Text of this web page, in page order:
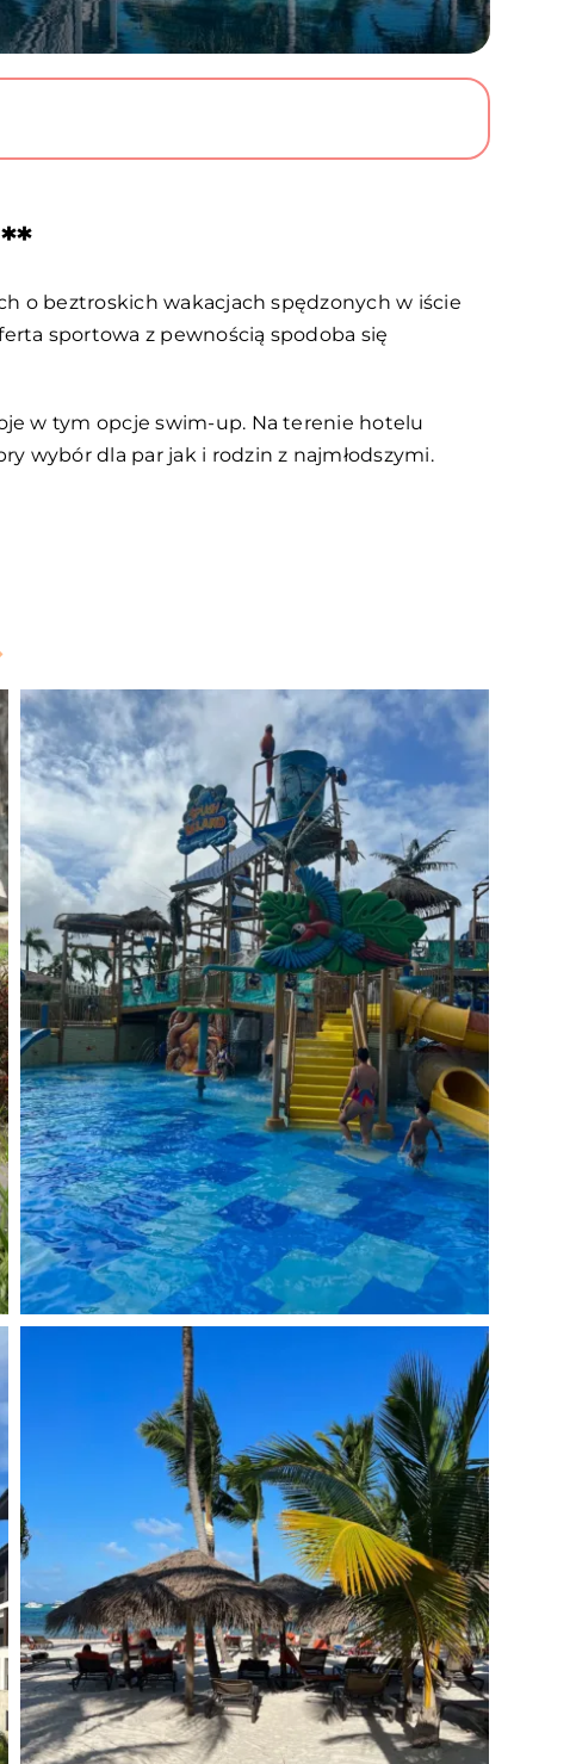
o beztroskich wakacjach spędzonych w iście
sportowa z pewnością spodoba się
w tym opcje swim-up. Na terenie hotelu
wybór dla par jak i rodzin z najmłodszymi.